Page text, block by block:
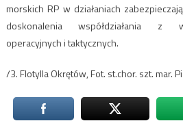
morskich RP w działaniach
doskonalenia współdziałania z
operacyjnych i taktycznych.
/3. Flotylla Okrętów, Fot. st.chor. szt. mar.